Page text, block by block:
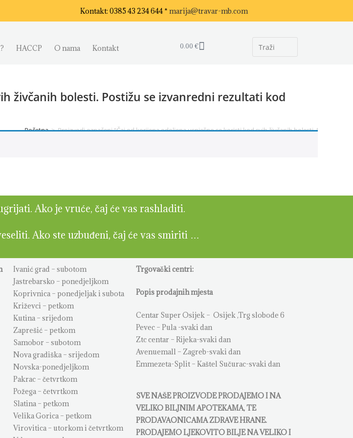
Kontakt: 0385 43 234 644 * marija@travar-mb.com
HACCP O nama Kontakt 0.00€
Početna > Proizvodi označeni “Čaj od korijena odoljena uspješno se koristi kod svih živčanih bolesti. Postižu se
živčanih bolesti. Postižu se izvanredni rezultati kod
Ako je vruće, čaj će vas rashladiti.
Ako ste uzbuđeni, čaj će vas smiriti …
Ivanić grad – subotom
Jastrebarsko – ponedjeljkom
Koprivnica – ponedjeljak i subota
Križevci – petkom
Kutina – srijedom
Zaprešić – petkom
Samobor – subotom
Nova gradiška – srijedom
Novska-ponedjeljkom
Pakrac – četvrtkom
Požega – četvrtkom
Slatina – petkom
Velika Gorica – petkom
Virovitica – utorkom i četvrtkom
Trgovački centri:
Popis prodajnih mjesta
Centar Super Osijek – Osijek ,Trg slobode 6
Pevec – Pula -svaki dan
Ztc centar – Rijeka-svaki dan
Avenuemall – Zagreb-svaki dan
Emmezeta-Split – Kaštel Sučurac-svaki dan
SVE NAŠE PROIZVODE PRODAJEMO I NA
VELIKO BILJNIM APOTEKAMA, TE
PRODAVAONICAMA ZDRAVE HRANE.
PRODAJEMO LJEKOVITO BILJE NA VELIKO I